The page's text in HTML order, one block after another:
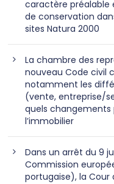
caractère préalable
de conservation
sites Natura 2000
La chambre des
nouveau Code civil
notamment les
(vente, entreprise/
quels changements
l’immobilier
Dans un arrêt du 9
Commission
portugaise), la Cour